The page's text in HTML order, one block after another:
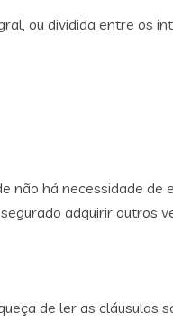
ou dividida entre os
não há necessidade
adquirir outros
de ler as cláusulas